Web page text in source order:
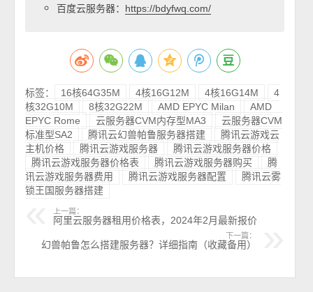
百度云服务器： https://bdyfwq.com/
标签： 16核64G35M 4核16G12M 4核16G14M
4
核32G10M
8核32G22M AMD EPYC Milan
AMD
EPYC Rome
云服务器CVM内存型MA3
云服务器CVM
标准型SA2
腾讯云幻兽帕鲁服务器搭建
腾讯云游戏云
主机价格
腾讯云游戏服务器
腾讯云游戏服务器价格
腾讯云游戏服务器价格表
腾讯云游戏服务器购买
腾
讯云游戏服务器费用
腾讯云游戏服务器配置
腾讯云雾
锁王国服务器搭建
上一篇：
阿里云服务器租用价格表，2024年2月最新报价
下一篇：
幻兽帕鲁怎么搭建服务器？详细指南（收藏备用）